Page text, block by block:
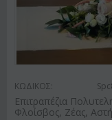
ΚΩΔΙΚΟΣ:
Επιτραπέζια
Φλοίσβος, Ζέας,